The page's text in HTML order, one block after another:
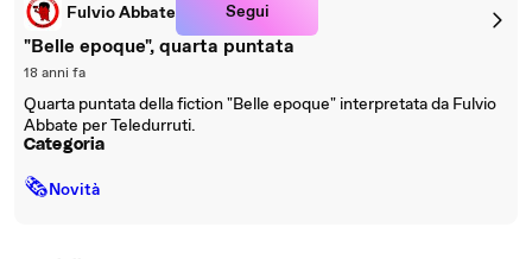
Fulvio Abbate Segui
"Belle epoque", quarta puntata
18 anni fa
Quarta puntata della fiction "Belle epoque" interpretata da Fulvio
Abbate per Teledurruti.
Categoria
🗞Novità